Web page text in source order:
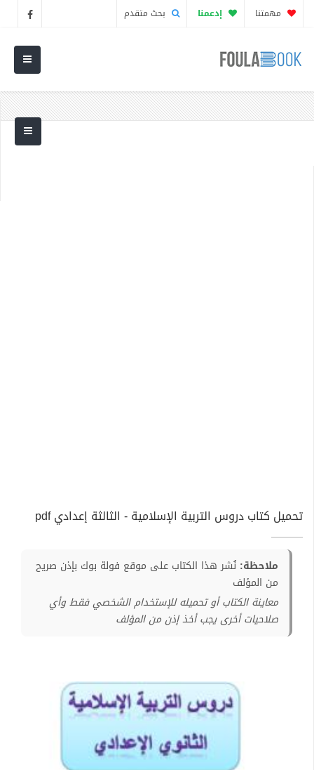
مهمتنا إدعمنا بحث متقدم
تحميل كتاب دروس التربية الإسلامية - الثالثة إعدادي pdf
ملاحظة: نُشر هذا الكتاب على موقع فولة بوك بإذن صريح
من المؤلف
معاينة الكتاب أو تحميله للإستخدام الشخصي فقط وأي
صلاحيات أخرى يجب أخذ إذن من المؤلف